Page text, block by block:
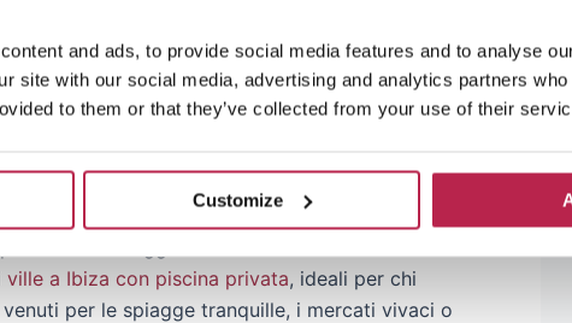
and ads, to provide social media features and to analyse
site with our social media, advertising and analytics partners
to them or that they’ve collected from your use of their
Customize
di base, può arricchire notevolmente la vostra
più profondamente con le persone del
loro stile di vita. Ogni parola imparata è un passo
il vostro viaggio a Ibiza. A OneVillasIbiza
ville a Ibiza con piscina privata, ideali per chi
per le spiagge tranquille, i mercati vivaci o